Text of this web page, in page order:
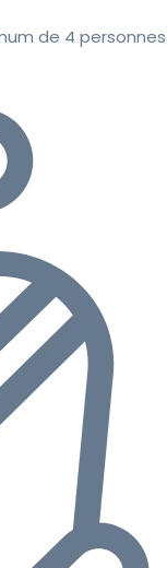
de 4 personnes